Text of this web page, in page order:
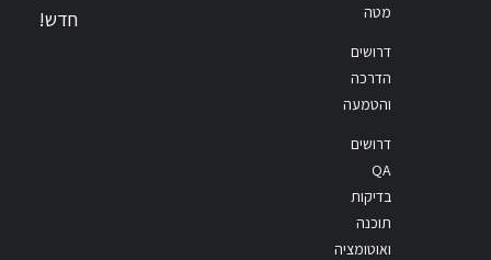
מטה
דרושים
הדרכה
והטמעה
דרושים
QA
בדיקות
תוכנה
ואוטומציה
חדש!